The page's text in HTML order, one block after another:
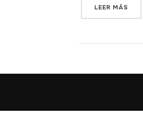
LEER MÁS